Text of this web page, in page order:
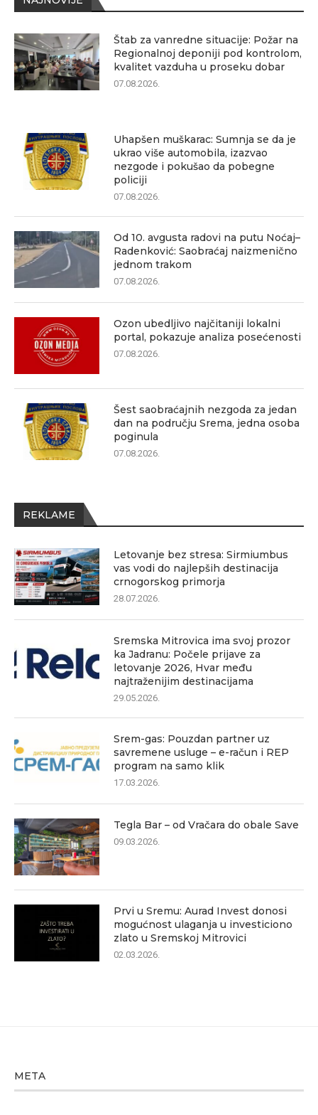
Štab za vanredne situacije: Požar na
Regionalnoj deponiji pod kontrolom,
kvalitet vazduha u proseku dobar
07.08.2026.
Uhapšen muškarac: Sumnja se da je
ukrao više automobila, izazvao
nezgode i pokušao da pobegne
policiji
07.08.2026.
Od 10. avgusta radovi na putu Noćaj–
Radenković: Saobraćaj naizmenično
jednom trakom
07.08.2026.
Ozon ubedljivo najčitaniji lokalni
portal, pokazuje analiza posećenosti
07.08.2026.
Šest saobraćajnih nezgoda za jedan
dan na području Srema, jedna osoba
poginula
07.08.2026.
REKLAME
Letovanje bez stresa: Sirmiumbus
vas vodi do najlepših destinacija
crnogorskog primorja
28.07.2026.
Sremska Mitrovica ima svoj prozor
ka Jadranu: Počele prijave za
letovanje 2026, Hvar među
najtraženijim destinacijama
29.05.2026.
Srem-gas: Pouzdan partner uz
savremene usluge – e-račun i REP
program na samo klik
17.03.2026.
Tegla Bar – od Vračara do obale Save
09.03.2026.
Prvi u Sremu: Aurad Invest donosi
mogućnost ulaganja u investiciono
zlato u Sremskoj Mitrovici
02.03.2026.
META